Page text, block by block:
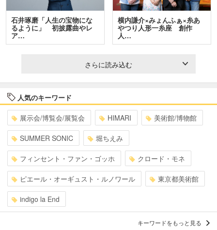
石井琢磨「人生の宝物にな
るように」 初披露曲やレ
ア…
横内謙介×みょんふぁ×糸あ
やつり人形一糸座 創作
人…
さらに読み込む
人気のキーワード
展示会/博覧会/展覧会 HIMARI 美術館/博物館
SUMMER SONIC 堀ちえみ
フィンセント・ファン・ゴッホ クロード・モネ
ピエール・オーギュスト・ルノワール 東京都美術館
indigo la End
キーワードをもっと見る